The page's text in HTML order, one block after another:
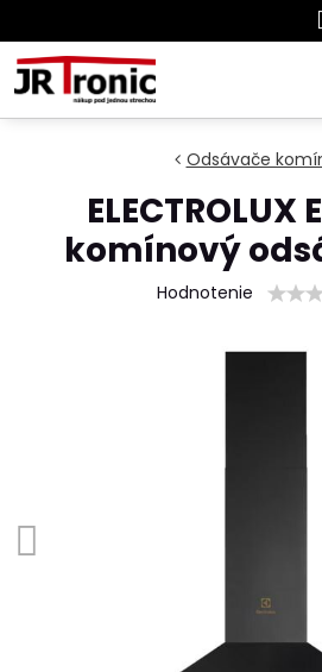
Odsávače
ELECTROLUX
komínový
Hodnotenie